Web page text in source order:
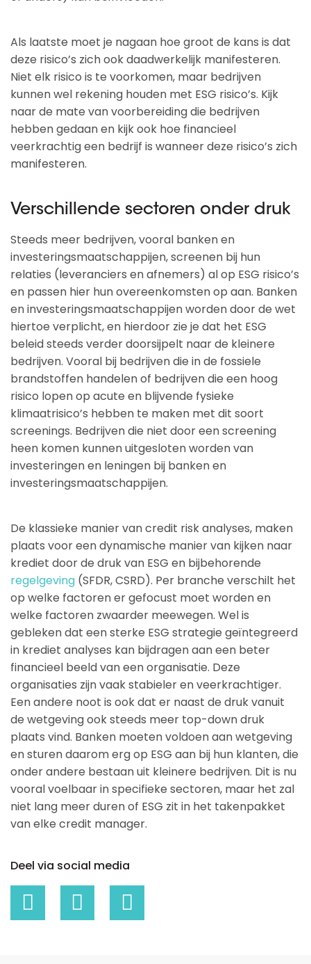
Als laatste moet je nagaan hoe groot de kans is dat
deze risico’s zich ook daadwerkelijk manifesteren.
Niet elk risico is te voorkomen, maar bedrijven
kunnen wel rekening houden met ESG risico’s. Kijk
naar de mate van voorbereiding die bedrijven
hebben gedaan en kijk ook hoe financieel
veerkrachtig een bedrijf is wanneer deze risico’s zich
manifesteren.
Verschillende sectoren onder druk
Steeds meer bedrijven, vooral banken en
investeringsmaatschappijen, screenen bij hun
relaties (leveranciers en afnemers) al op ESG risico’s
en passen hier hun overeenkomsten op aan. Banken
en investeringsmaatschappijen worden door de wet
hiertoe verplicht, en hierdoor zie je dat het ESG
beleid steeds verder doorsijpelt naar de kleinere
bedrijven. Vooral bij bedrijven die in de fossiele
brandstoffen handelen of bedrijven die een hoog
risico lopen op acute en blijvende fysieke
klimaatrisico’s hebben te maken met dit soort
screenings. Bedrijven die niet door een screening
heen komen kunnen uitgesloten worden van
investeringen en leningen bij banken en
investeringsmaatschappijen.
De klassieke manier van credit risk analyses, maken
plaats voor een dynamische manier van kijken naar
krediet door de druk van ESG en bijbehorende
regelgeving (SFDR, CSRD). Per branche verschilt het
op welke factoren er gefocust moet worden en
welke factoren zwaarder meewegen. Wel is
gebleken dat een sterke ESG strategie geïntegreerd
in krediet analyses kan bijdragen aan een beter
financieel beeld van een organisatie. Deze
organisaties zijn vaak stabieler en veerkrachtiger.
Een andere noot is ook dat er naast de druk vanuit
de wetgeving ook steeds meer top-down druk
plaats vind. Banken moeten voldoen aan wetgeving
en sturen daarom erg op ESG aan bij hun klanten, die
onder andere bestaan uit kleinere bedrijven. Dit is nu
vooral voelbaar in specifieke sectoren, maar het zal
niet lang meer duren of ESG zit in het takenpakket
van elke credit manager.
Deel via social media